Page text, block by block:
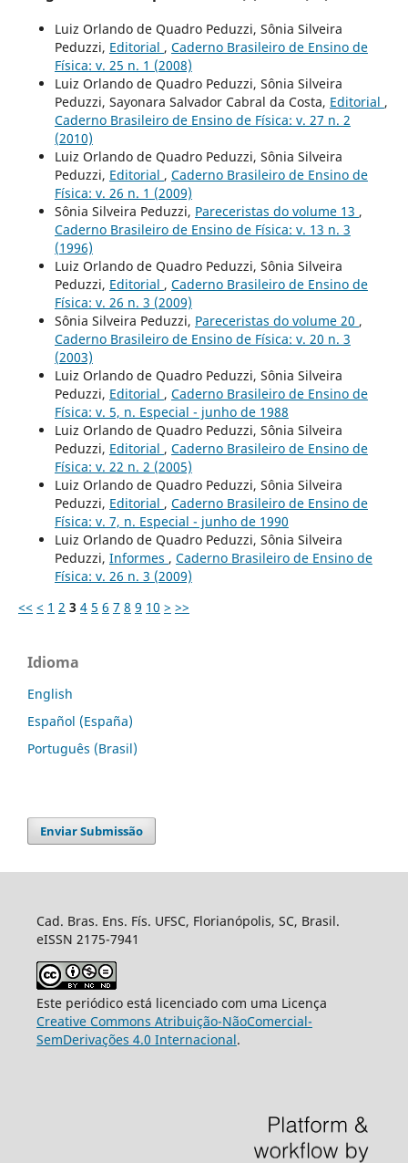
Luiz Orlando de Quadro Peduzzi, Sônia Silveira
Peduzzi, Editorial , Caderno Brasileiro de Ensino de
Física: v. 25 n. 1 (2008)
Luiz Orlando de Quadro Peduzzi, Sônia Silveira
Peduzzi, Sayonara Salvador Cabral da Costa, Editorial ,
Caderno Brasileiro de Ensino de Física: v. 27 n. 2
(2010)
Luiz Orlando de Quadro Peduzzi, Sônia Silveira
Peduzzi, Editorial , Caderno Brasileiro de Ensino de
Física: v. 26 n. 1 (2009)
Sônia Silveira Peduzzi, Pareceristas do volume 13 ,
Caderno Brasileiro de Ensino de Física: v. 13 n. 3
(1996)
Luiz Orlando de Quadro Peduzzi, Sônia Silveira
Peduzzi, Editorial , Caderno Brasileiro de Ensino de
Física: v. 26 n. 3 (2009)
Sônia Silveira Peduzzi, Pareceristas do volume 20 ,
Caderno Brasileiro de Ensino de Física: v. 20 n. 3
(2003)
Luiz Orlando de Quadro Peduzzi, Sônia Silveira
Peduzzi, Editorial , Caderno Brasileiro de Ensino de
Física: v. 5, n. Especial - junho de 1988
Luiz Orlando de Quadro Peduzzi, Sônia Silveira
Peduzzi, Editorial , Caderno Brasileiro de Ensino de
Física: v. 22 n. 2 (2005)
Luiz Orlando de Quadro Peduzzi, Sônia Silveira
Peduzzi, Editorial , Caderno Brasileiro de Ensino de
Física: v. 7, n. Especial - junho de 1990
Luiz Orlando de Quadro Peduzzi, Sônia Silveira
Peduzzi, Informes , Caderno Brasileiro de Ensino de
Física: v. 26 n. 3 (2009)
<< < 1 2 3 4 5 6 7 8 9 10 > >>
Idioma
English
Español (España)
Português (Brasil)
Enviar Submissão
Cad. Bras. Ens. Fís. UFSC, Florianópolis, SC, Brasil.
eISSN 2175-7941
Este periódico está licenciado com uma Licença
Creative Commons Atribuição-NãoComercial-
SemDerivações 4.0 Internacional.